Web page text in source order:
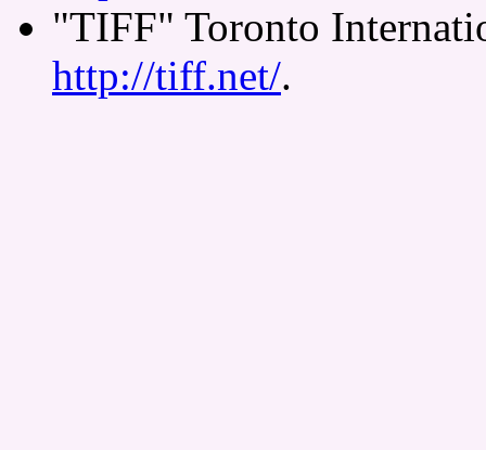
"TIFF" Toronto
http://tiff.net/.